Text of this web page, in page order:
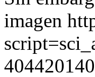
imagen